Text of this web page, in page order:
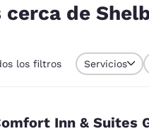
Español
de
los filtros Servicios
Inn & Suites